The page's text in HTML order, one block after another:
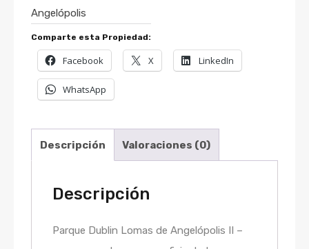
Angelópolis
Comparte esta Propiedad:
Facebook X LinkedIn
WhatsApp
Descripción Valoraciones (0)
Descripción
Parque Dublin Lomas de Angelópolis II –